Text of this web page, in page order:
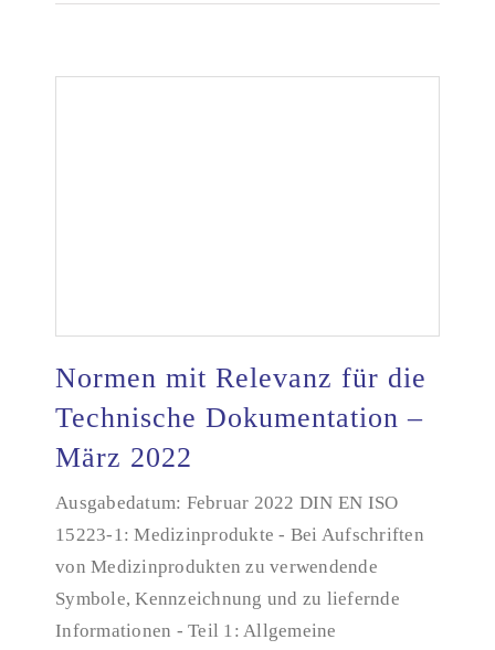
Normen mit Relevanz für die Technische
Normen mit Relevanz für die
Technische Dokumentation –
März 2022
Ausgabedatum: Februar 2022 DIN EN ISO
15223-1: Medizinprodukte - Bei Aufschriften
von Medizinprodukten zu verwendende
Symbole, Kennzeichnung und zu liefernde
Informationen - Teil 1: Allgemeine